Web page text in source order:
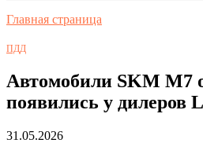
Главная страница
ПДД
Автомобили SKM M7
появились у дилеров
31.05.2026